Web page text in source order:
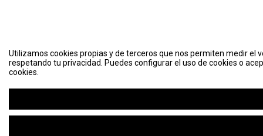
Utilizamos cookies propias y de terceros que nos permiten medir el
respetando tu privacidad. Puedes configurar el uso de cookies o
cookies.